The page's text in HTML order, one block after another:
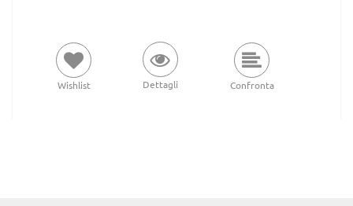
Wishlist Dettagli Confronta